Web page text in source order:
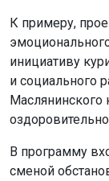
К примеру,
инициативу
и социального
Маслянинского
В программу
сменой